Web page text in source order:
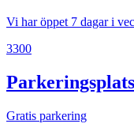
Vi har öppet 7 dagar i
3300
Gratis parkering